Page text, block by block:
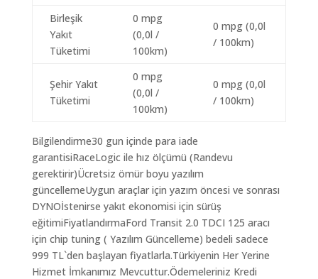
Birleşik
Yakıt
Tüketimi
0 mpg
(0,0l /
100km)
0 mpg (0,0l
/ 100km)
Şehir Yakıt
Tüketimi
0 mpg
(0,0l /
100km)
0 mpg (0,0l
/ 100km)
Bilgilendirme30 gun içinde para iade
garantisiRaceLogic ile hız ölçümü (Randevu
gerektirir)Ücretsiz ömür boyu yazılım
güncellemeUygun araçlar için yazım öncesi ve sonrası
DYNOİstenirse yakıt ekonomisi için sürüş
eğitimiFiyatlandırmaFord Transit 2.0 TDCI 125 aracı
için chip tuning ( Yazılım Güncelleme) bedeli sadece
999 TL`den başlayan fiyatlarla.Türkiyenin Her Yerine
Hizmet İmkanımız Mevcuttur.Ödemeleriniz Kredi